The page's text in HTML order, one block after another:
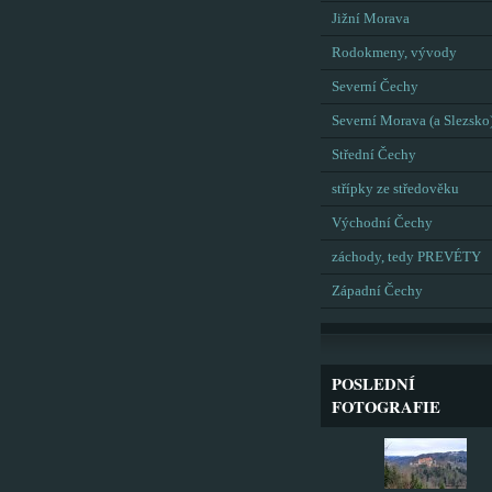
Jižní Morava
Rodokmeny, vývody
Severní Čechy
Severní Morava (a
Střední Čechy
střípky ze středověku
Východní Čechy
záchody, tedy PREVÉTY
Západní Čechy
POSLEDNÍ
FOTOGRAFIE